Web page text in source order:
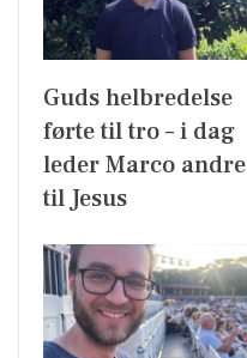
Guds helbredelse
førte til tro – i dag
leder Marco andre
til Jesus